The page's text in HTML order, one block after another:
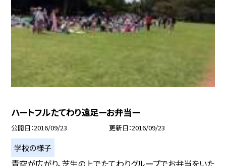
ハートフルたてわり遠足ーお弁当ー
公開日 2016/09/23 更新日 2016/09/23
学校の様子
青空が広がり，芝生の上でたてわりグループでお弁当をいた